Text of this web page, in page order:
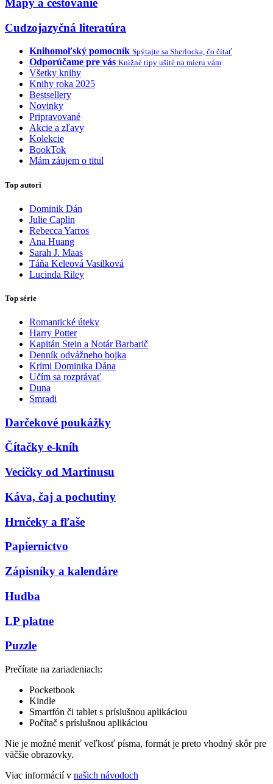
Mapy a cestovanie
Cudzojazyčná literatúra
Knihomoľský pomocník Spýtajte sa Sherlocka, čo čítať
Odporúčame pre vás Knižné tipy ušité na mieru vám
Všetky knihy
Knihy roka 2025
Bestsellery
Novinky
Pripravované
Akcie a zľavy
Kolekcie
BookTok
Mám záujem o titul
Top autori
Dominik Dán
Julie Caplin
Rebecca Yarros
Ana Huang
Sarah J. Maas
Táňa Keleová Vasilková
Lucinda Riley
Top série
Romantické úteky
Harry Potter
Kapitán Stein a Notár Barbarič
Denník odvážneho bojka
Krimi Dominika Dána
Učím sa rozprávať
Duna
Smradi
Darčekové poukážky
Čítačky e-kníh
Vecičky od Martinusu
Káva, čaj a pochutiny
Hrnčeky a fľaše
Papiernictvo
Zápisníky a kalendáre
Hudba
LP platne
Puzzle
Prečítate na zariadeniach:
Pocketbook
Kindle
Smartfón či tablet s príslušnou aplikáciou
Počítač s príslušnou aplikáciou
Nie je možné meniť veľkosť písma, formát je preto vhodný skôr pre
väčšie obrazovky.
Viac informácií v našich návodoch